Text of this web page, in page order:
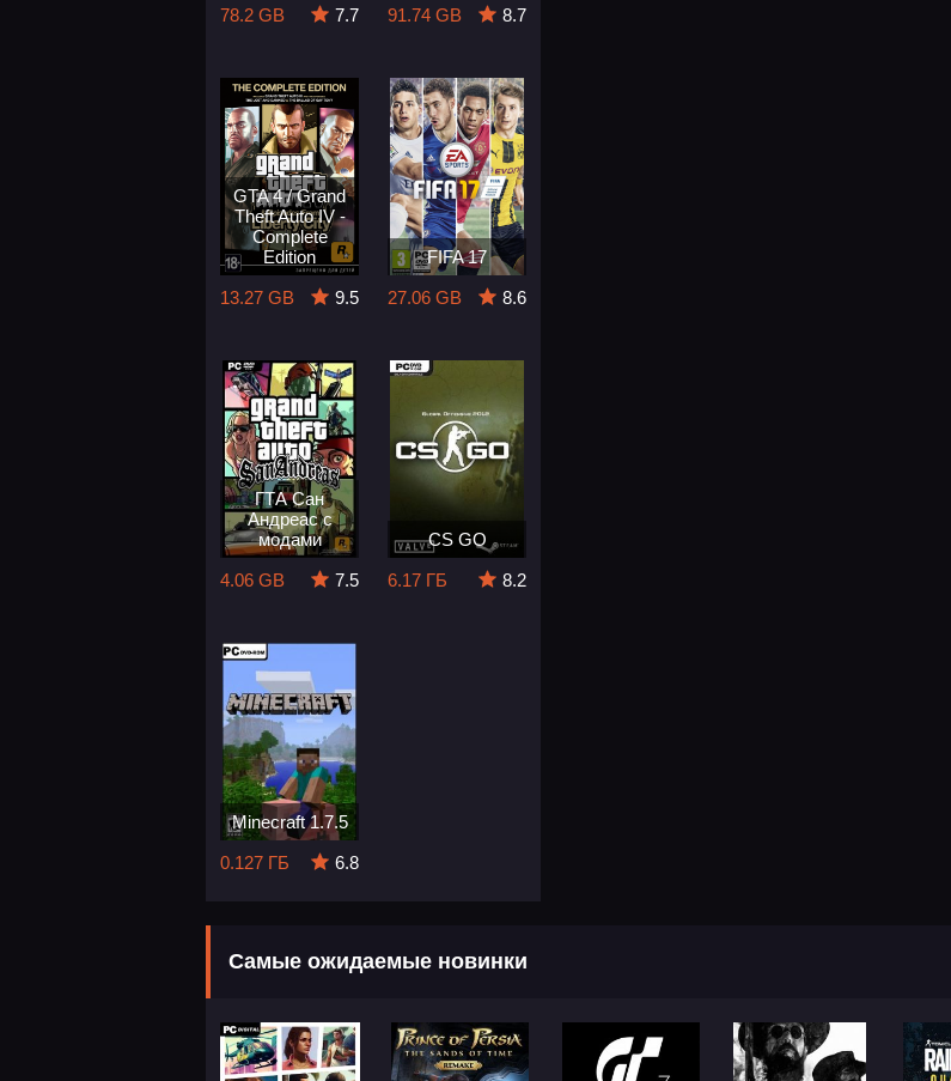
78.2 GB
7.7
91.74 GB
8.7
GTA 4 / Grand
Theft Auto IV -
Complete
Edition
13.27 GB
9.5
FIFA 17
27.06 GB
8.6
ГТА Сан
Андреас с
модами
4.06 GB
7.5
CS GO
6.17 ГБ
8.2
Minecraft 1.7.5
0.127 ГБ
6.8
Самые ожидаемые новинки